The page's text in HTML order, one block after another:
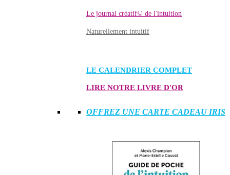
Le journal créatif© de l'intuition
Naturellement intuitif
LE CALENDRIER COMPLET
LIRE NOTRE LIVRE D'OR
OFFREZ UNE CARTE CADEAU IRIS